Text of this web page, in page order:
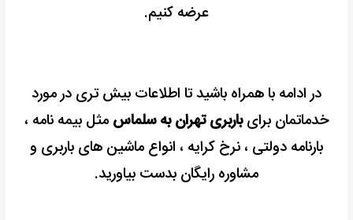
عرضه کنیم.
در ادامه با همراه باشید تا اطلاعات بیش تری در مورد
خدماتمان برایباربری تهران به سلماس مثل بیمه نامه ،
بارنامه دولتی ، نرخ کرایه ، انواع ماشین های باربری و
مشاوره رایگان بدست بیاورید.